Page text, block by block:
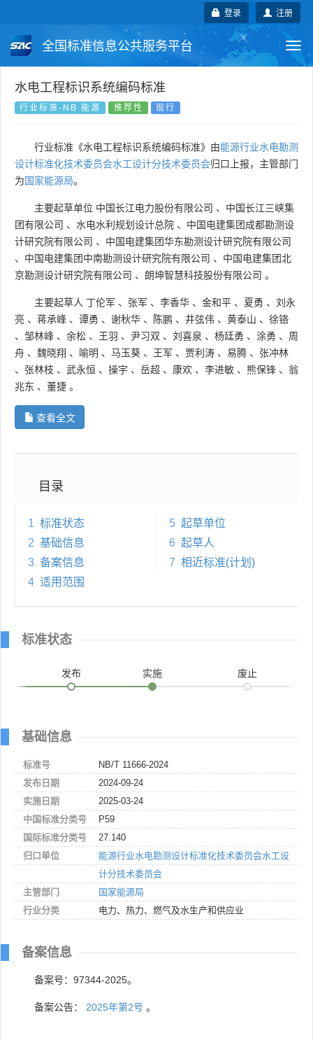
注册
登录
全国标准信息公共服务平台
国家标准 行业标准
国外标准 技术委员会
水电工程标识系统编码标准
行业标准-NB 能源 推荐性 现行
行业标准《水电工程标识系统编码标准》由能源行业水电勘测
设计标准化技术委员会水工设计分技术委员会归口上报，主管部门
为国家能源局。
主要起草单位 中国长江电力股份有限公司 、 中国长江三峡集
团有限公司 、 水电水利规划设计总院 、 中国电建集团成都勘测设
计研究院有限公司 、 中国电建集团华东勘测设计研究院有限公司
、 中国电建集团中南勘测设计研究院有限公司 、 中国电建集团北
京勘测设计研究院有限公司 、 朗坤智慧科技股份有限公司 。
主要起草人 丁伦军 、 张军 、 李香华 、 金和平 、 夏勇 、 刘永
亮 、 蒋承峰 、 谭勇 、 谢秋华 、 陈鹏 、 井弦伟 、 黄泰山 、 徐铬
、 邹林峰 、 余松 、 王羽 、 尹习双 、 刘喜泉 、 杨廷勇 、 涂勇 、 周
舟 、 魏晓翔 、 喻明 、 马玉葵 、 王军 、 贾利涛 、 易腾 、 张冲林
、 张林枝 、 武永恒 、 操宇 、 岳超 、 康欢 、 李进敏 、 熊保锋 、 翁
兆东 、 董捷 。
查看全文
目录
1 标准状态
2 基础信息
3 备案信息
4 适用范围
5 起草单位
6 起草人
7 相近标准(计划)
标准状态
发布 实施 废止
基础信息
标准号
NB/T 11666-2024
发布日期
2024-09-24
实施日期
2025-03-24
中国标准分类号
P59
国际标准分类号
27.140
归口单位
能源行业水电勘测设计标准化技术委员会水工设
计分技术委员会
主管部门
国家能源局
行业分类
电力、热力、燃气及水生产和供应业
备案信息
备案号：97344-2025。
备案公告： 2025年第2号 。